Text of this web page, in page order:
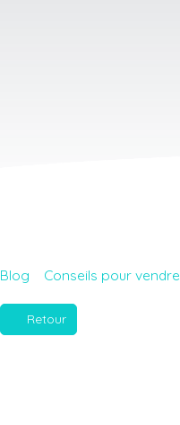
Blog Conseils pour vendre
Retour